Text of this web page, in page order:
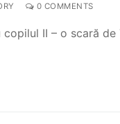
0 COMMENTS
II – o scară